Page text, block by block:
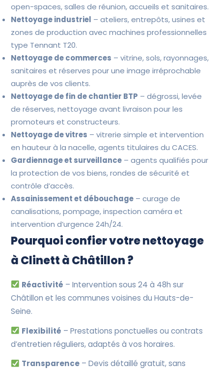
open-spaces, salles de réunion, accueils et sanitaires.
Nettoyage industriel – ateliers, entrepôts, usines et
zones de production avec machines professionnelles
type Tennant T20.
Nettoyage de commerces – vitrine, sols, rayonnages,
sanitaires et réserves pour une image irréprochable
auprès de vos clients.
Nettoyage de fin de chantier BTP – dégrossi, levée
de réserves, nettoyage avant livraison pour les
promoteurs et constructeurs.
Nettoyage de vitres – vitrerie simple et intervention
en hauteur à la nacelle, agents titulaires du CACES.
Gardiennage et surveillance – agents qualifiés pour
la protection de vos biens, rondes de sécurité et
contrôle d’accès.
Assainissement et débouchage – curage de
canalisations, pompage, inspection caméra et
intervention d’urgence 24h/24.
Pourquoi confier votre nettoyage
à Clinett à Châtillon ?
Réactivité – Intervention sous 24 à 48h sur
Châtillon et les communes voisines du Hauts-de-
Seine.
Flexibilité – Prestations ponctuelles ou contrats
d’entretien réguliers, adaptés à vos horaires.
Transparence– Devis détaillé gratuit, sans